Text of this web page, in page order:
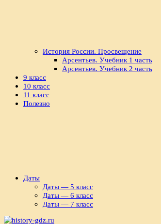
История России. Просвещение
Арсентьев. Учебник 1 часть
Арсентьев. Учебник 2 часть
9 класс
10 класс
11 класс
Полезно
Даты
Даты — 5 класс
Даты — 6 класс
Даты — 7 класс